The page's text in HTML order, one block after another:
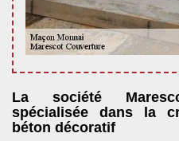
La société
spécialisée dans la
béton décoratif